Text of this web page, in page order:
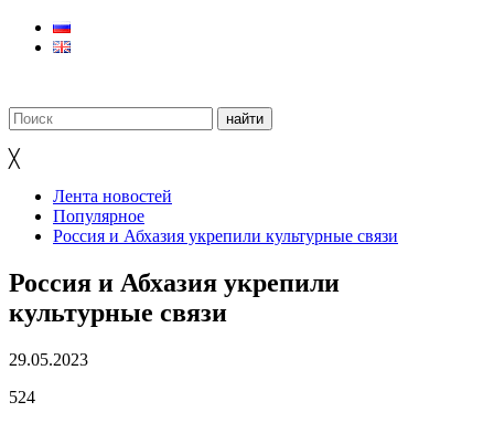
╳
Лента новостей
Популярное
Россия и Абхазия укрепили культурные связи
Россия и Абхазия укрепили
культурные связи
29.05.2023
524